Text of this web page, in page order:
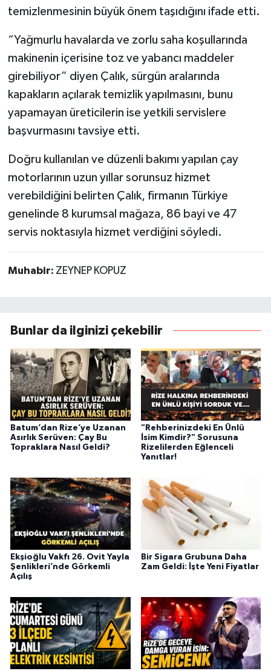
temizlenmesinin büyük önem taşıdığını ifade etti.
“Yağmurlu havalarda ve zorlu saha koşullarında
makinenin içerisine toz ve yabancı maddeler
girebiliyor” diyen Çalık, sürgün aralarında
kapakların açılarak temizlik yapılmasını, bunu
yapamayan üreticilerin ise yetkili servislere
başvurmasını tavsiye etti.
Doğru kullanılan ve düzenli bakımı yapılan çay
motorlarının uzun yıllar sorunsuz hizmet
verebildiğini belirten Çalık, firmanın Türkiye
genelinde 8 kurumsal mağaza, 86 bayi ve 47
servis noktasıyla hizmet verdiğini söyledi.
Muhabir: ZEYNEP KOPUZ
Bunlar da ilginizi çekebilir
Batum’dan Rize’ye Uzanan
Asırlık Serüven: Çay Bu
Topraklara Nasıl Geldi?
"Rehberinizdeki En Ünlü
İsim Kimdir?" Sorusuna
Rizelilerden Eğlenceli
Yanıtlar!
Ekşioğlu Vakfı 26. Ovit Yayla
Şenlikleri’nde Görkemli
Açılış
Bir Sigara Grubuna Daha
Zam Geldi: İşte Yeni Fiyatlar